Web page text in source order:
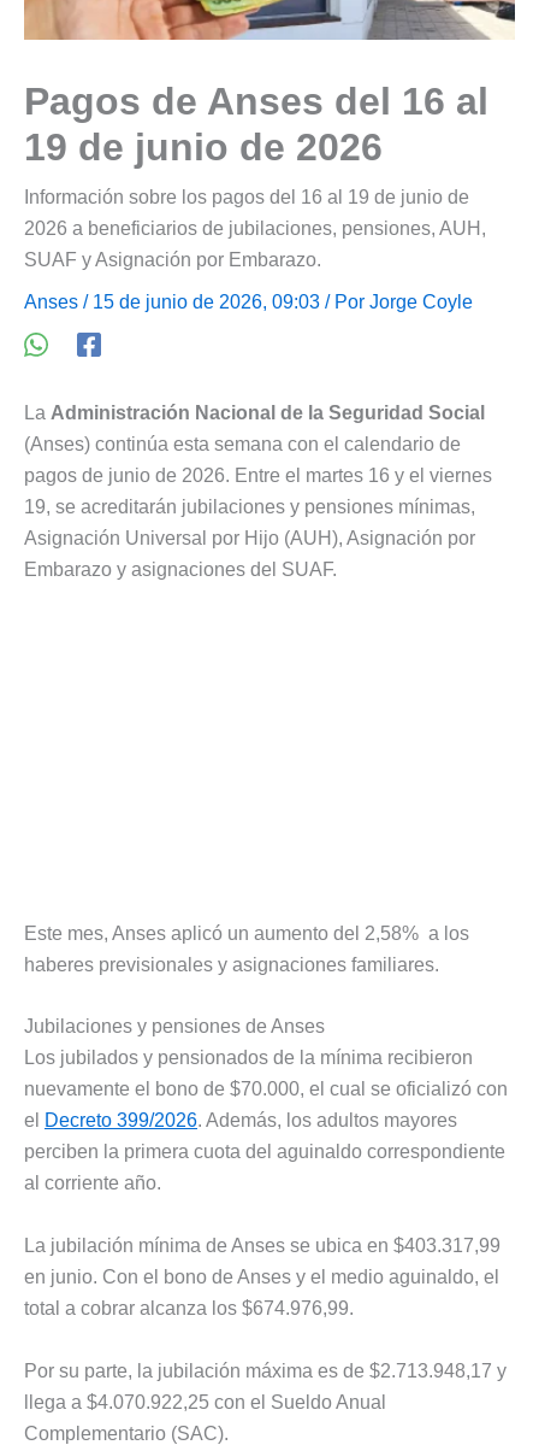
Pagos de Anses del 16 al
19 de junio de 2026
Información sobre los pagos del 16 al 19 de junio de
2026 a beneficiarios de jubilaciones, pensiones, AUH,
SUAF y Asignación por Embarazo.
Anses / 15 de junio de 2026, 09:03 / Por Jorge Coyle
La Administración Nacional de la Seguridad Social
(Anses) continúa esta semana con el calendario de
pagos de junio de 2026. Entre el martes 16 y el viernes
19, se acreditarán jubilaciones y pensiones mínimas,
Asignación Universal por Hijo (AUH), Asignación por
Embarazo y asignaciones del SUAF.
Este mes, Anses aplicó un aumento del 2,58% a los
haberes previsionales y asignaciones familiares.
Jubilaciones y pensiones de Anses
Los jubilados y pensionados de la mínima recibieron
nuevamente el bono de $70.000, el cual se oficializó con
el
Decreto 399/2026. Además, los adultos mayores
perciben la primera cuota del aguinaldo correspondiente
al corriente año.
La jubilación mínima de Anses se ubica en $403.317,99
en junio. Con el bono de Anses y el medio aguinaldo, el
total a cobrar alcanza los $674.976,99.
Por su parte, la jubilación máxima es de $2.713.948,17 y
llega a $4.070.922,25 con el Sueldo Anual
Complementario (SAC).